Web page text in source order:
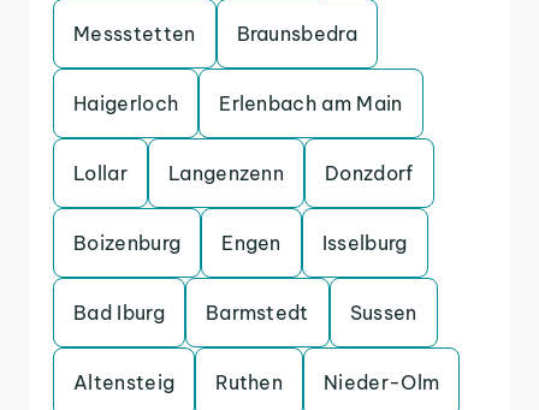
Messstetten Braunsbedra
Haigerloch Erlenbach am Main
Lollar Langenzenn Donzdorf
Boizenburg Engen Isselburg
Bad Iburg Barmstedt Sussen
Altensteig Ruthen Nieder-Olm